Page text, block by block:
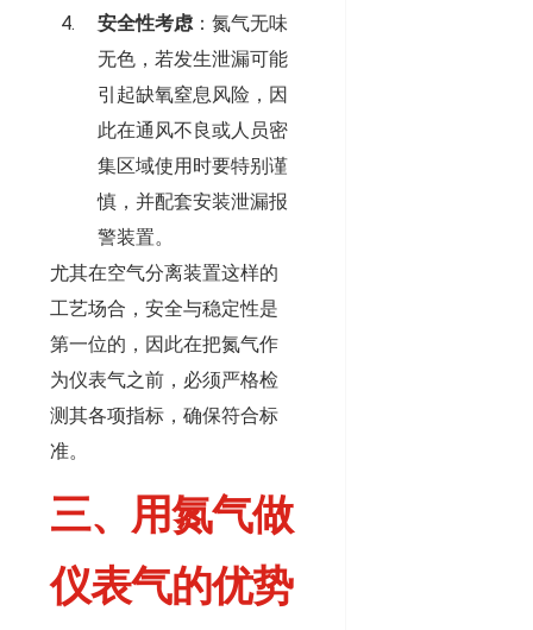
安全性考虑：氮气无味
无色，若发生泄漏可能
引起缺氧窒息风险，因
此在通风不良或人员密
集区域使用时要特别谨
慎，并配套安装泄漏报
警装置。
尤其在空气分离装置这样的
工艺场合，安全与稳定性是
第一位的，因此在把氮气作
为仪表气之前，必须严格检
测其各项指标，确保符合标
准。
三、用氮气做
仪表气的优势